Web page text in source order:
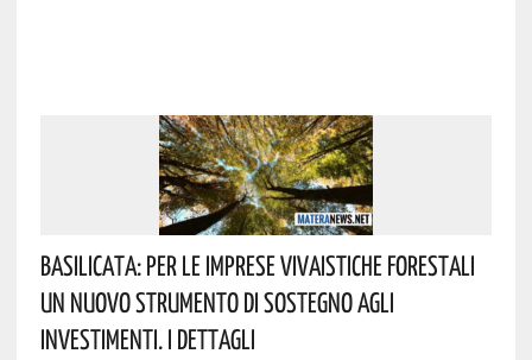
Basilicata: Per Le Imprese Vivaistiche Forestali
Un Nuovo Strumento Di Sostegno Agli
Investimenti. I Dettagli